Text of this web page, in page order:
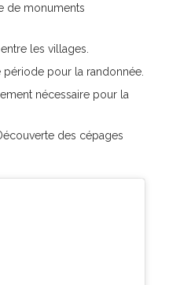
de monuments
les villages.
période pour la randonnée.
nécessaire pour la
des cépages